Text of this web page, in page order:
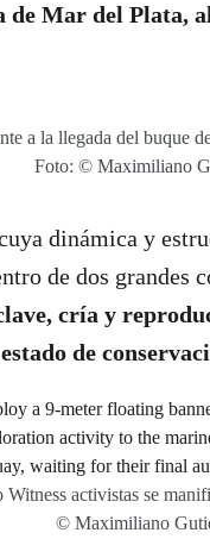
de Mar del
a la llegada del buque
Foto: © Maximiliano
dinámica y
de dos grandes
cría y
de
Witness activistas se
© Maximiliano